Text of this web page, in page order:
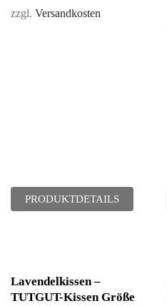
zzgl. Versandkosten
PRODUKTDETAILS
Lavendelkissen –
TUTGUT-Kissen Größe